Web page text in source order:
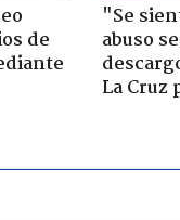
de
"Se
abuso
La Cruz